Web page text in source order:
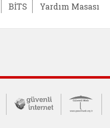
BİTS Yardım Masası
İletişim Merkezi
Çocuklar Güvende (yeni
Güvenli